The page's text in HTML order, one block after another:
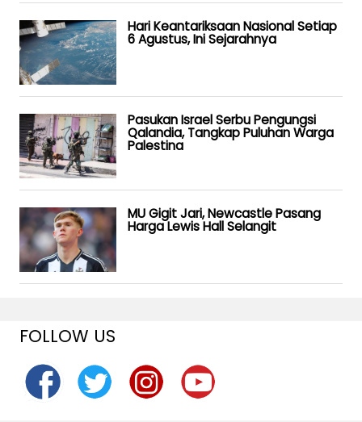
Hari Keantariksaan Nasional Setiap
6 Agustus, Ini Sejarahnya
Pasukan Israel Serbu Pengungsi
Qalandia, Tangkap Puluhan Warga
Palestina
MU Gigit Jari, Newcastle Pasang
Harga Lewis Hall Selangit
FOLLOW US